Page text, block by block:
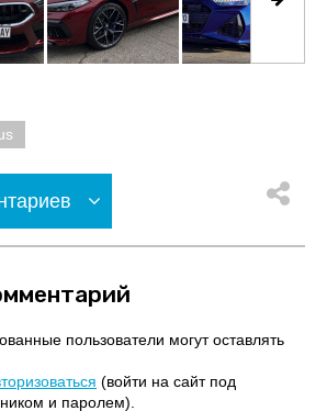
пользователи могут оставлять
(войти на сайт под
и паролем).